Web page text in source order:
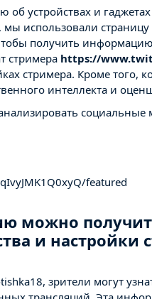
устройствах и
использовали страницу
получить
стримера https://
стримера. Кроме того,
интеллекта и
социальные
featured
можно
и настройки
зрители могут